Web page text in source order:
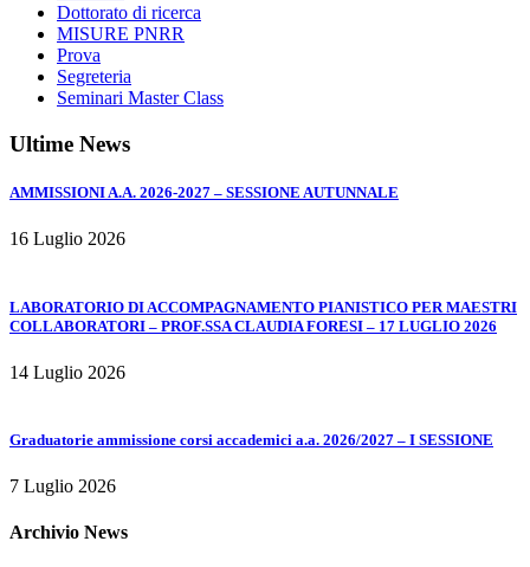
Dottorato di ricerca
MISURE PNRR
Prova
Segreteria
Seminari Master Class
Ultime News
AMMISSIONI A.A. 2026-2027 – SESSIONE AUTUNNALE
16 Luglio 2026
LABORATORIO DI ACCOMPAGNAMENTO PIANISTICO PER MAESTRI
COLLABORATORI – PROF.SSA CLAUDIA FORESI – 17 LUGLIO 2026
14 Luglio 2026
Graduatorie ammissione corsi accademici a.a. 2026/2027 – I SESSIONE
7 Luglio 2026
Archivio News